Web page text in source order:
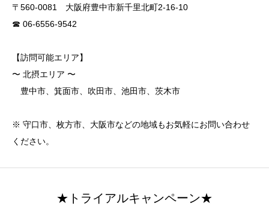
〒560-0081 大阪府豊中市新千里北町2-16-10
☎ 06-6556-9542
【訪問可能エリア】
〜 北摂エリア 〜
豊中市、箕面市、吹田市、池田市、茨木市
※ 守口市、枚方市、大阪市などの地域もお気軽にお問い合わせ
ください。
★トライアルキャンペーン★